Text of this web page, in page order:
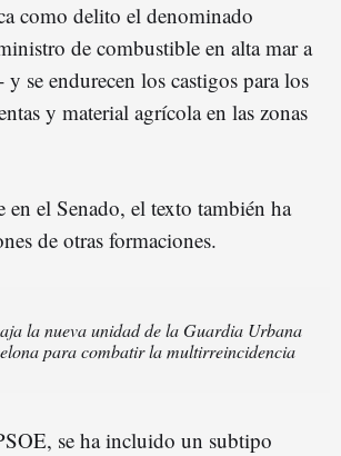
como delito el denominado
de combustible en alta mar a
y se endurecen los castigos para los
y material agrícola en las zonas
en el Senado, el texto también ha
de otras formaciones.
la nueva unidad de la Guardia Urbana
para combatir la multirreincidencia
se ha incluido un subtipo